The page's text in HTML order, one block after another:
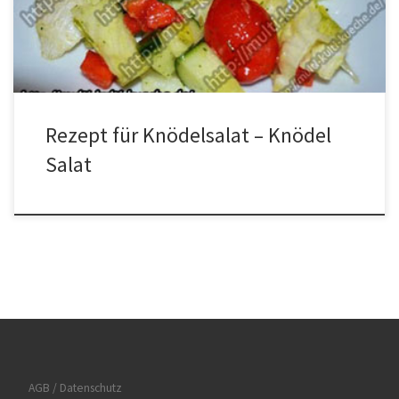
solange kochen bis sie an der Oberfläche schwimmen. In der
Zwischenzeit das Gemüse in die Schüssel geben. Die […]
Rezept für Knödelsalat – Knödel
Salat
AGB / Datenschutz